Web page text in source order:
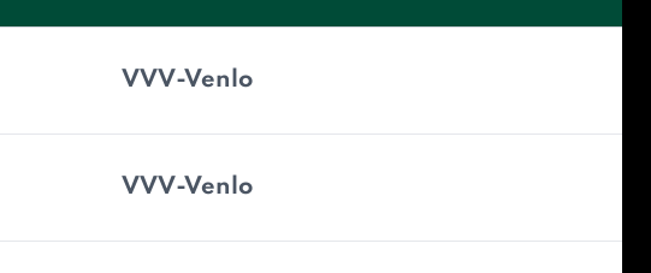
VVV-Venlo
VVV-Venlo